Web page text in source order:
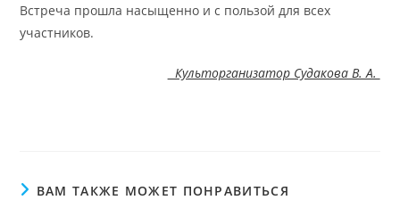
Встреча прошла насыщенно и с пользой для всех
участников.
Культорганизатор Судакова В. А.
ВАМ ТАКЖЕ МОЖЕТ ПОНРАВИТЬСЯ